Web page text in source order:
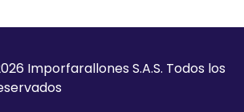
Imporfarallones S.A.S. Todos los